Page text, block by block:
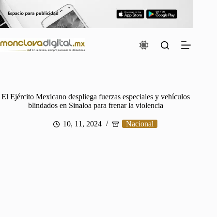
al
contenido
El Ejército Mexicano despliega fuerzas especiales y vehículos
blindados en Sinaloa para frenar la violencia
10, 11, 2024 Nacional